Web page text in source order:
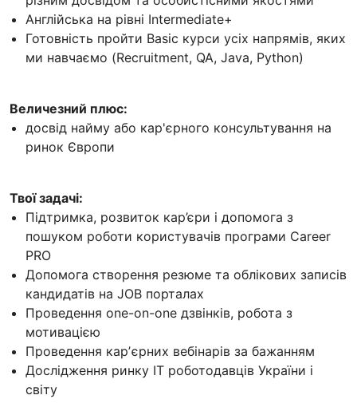
Англійська на рівні Intermediate+
Готовність пройти Basic курси усіх напрямів, яких
ми навчаємо (Recruitment, QA, Java, Python)
Величезний плюс:
досвід найму або кар'єрного консультування на
ринок Європи
Твої задачі:
Підтримка, розвиток кар’єри і допомога з
пошуком роботи користувачів програми Career
PRO
Допомога створення резюме та облікових записів
кандидатів на JOB порталах
Проведення one-on-one дзвінків, робота з
мотивацією
Проведення карʼєрних вебінарів за бажанням
Дослідження ринку IT роботодавців України і
світу